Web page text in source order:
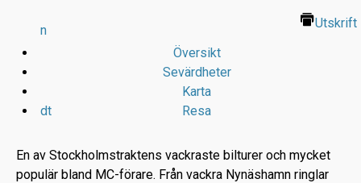
n
dt
Utskrift
Översikt
Sevärdheter
Karta
Resa
En av Stockholmstraktens vackraste bilturer och mycket
populär bland MC-förare. Från vackra Nynäshamn ringlar